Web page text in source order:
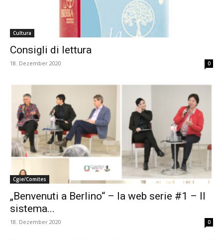
Cultura
Consigli di lettura
18. Dezember 2020 0
Cgie/Comites
„Benvenuti a Berlino“ – la web serie #1 – Il
sistema...
18. Dezember 2020 0